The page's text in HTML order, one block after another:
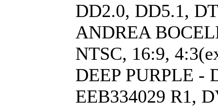
DD2.0, DD5.1,
ANDREA
NTSC, 16:9,
DEEP PURPLE -
EEB334029 R1,